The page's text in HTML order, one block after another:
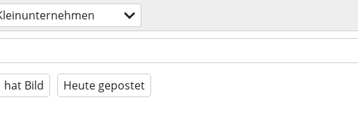
hat Bild Heute gepostet